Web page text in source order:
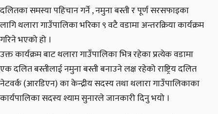
दलितका समस्या पहिचान गर्ने , नमुना बस्ती र पूर्ण सरसफाइका
लागि थलारा गाउँपालिका भरिका ९ वटै वडामा अन्तरक्रिया कार्यक्रम
गरिने भएको हो ।
उक्त कार्यक्रम बाट थलारा गाउँपालिका भित्र रहेका प्रत्येक वडामा
एक दलित बस्तीलाई नमुना बस्ती बनाउने लक्ष रहेको राष्ट्रिय दलित
नेटवर्क (आरडिएन) का केन्द्रीय सदस्य तथा थलारा गाउँपालिकाका
कार्यपालिका सदस्य श्याम सुनारले जानकारी दिनु भयो ।